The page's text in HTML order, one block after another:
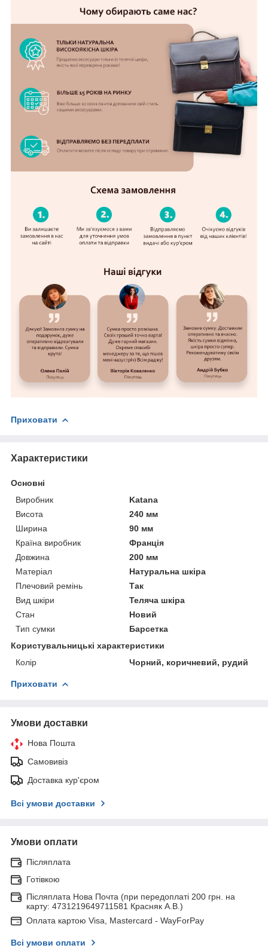
Приховати
Характеристики
Основні
Виробник
Katana
Висота
240 мм
Ширина
90 мм
Країна виробник
Франція
Довжина
200 мм
Матеріал
Натуральна шкіра
Плечовий ремінь
Так
Вид шкіри
Теляча шкіра
Стан
Новий
Тип сумки
Барсетка
Користувальницькі характеристики
Колір
Чорний, коричневий, рудий
Приховати
Умови доставки
Нова Пошта
Самовивіз
Доставка кур'єром
Всі умови доставки
Умови оплати
Післяплата
Готівкою
Післяплата Нова Почта (при передоплаті 200 грн. на
карту: 4731219649711581 Красняк А.В.)
Оплата картою Visa, Mastercard - WayForPay
Всі умови оплати